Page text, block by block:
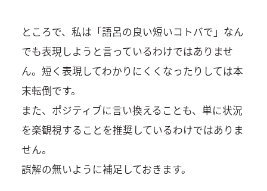
ところで、私は「語呂の良い短いコトバで」なん
でも表現しようと言っているわけではありませ
ん。短く表現してわかりにくくなったりしては本
末転倒です。
また、ポジティブに言い換えることも、単に状況
を楽観視することを推奨しているわけではありま
せん。
誤解の無いように補足しておきます。